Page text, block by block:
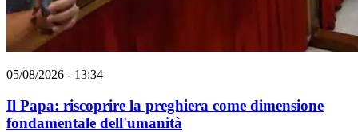
05/08/2026 - 13:34
Il Papa: riscoprire la preghiera come dimensione
fondamentale dell'umanità